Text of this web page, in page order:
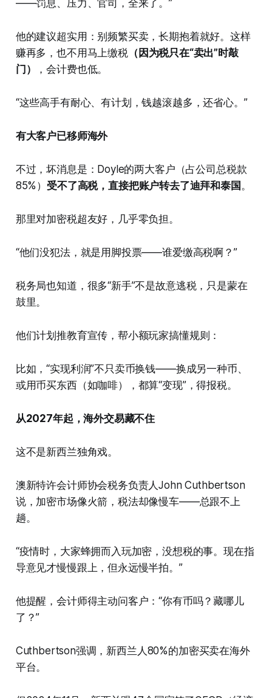
——罚息、压力、官司，全来了。”
他的建议超实用：别频繁买卖，长期抱着就好。这样
赚再多，也不用马上缴税（因为税只在“卖出”时敲
门）
，会计费也低。
“这些高手有耐心、有计划，钱越滚越多，还省心。”
有大客户已移师海外
不过，坏消息是：Doyle的两大客户（占公司总税款
85%） 受不了高税，直接把账户转去了迪拜和泰国 。
那里对加密税超友好，几乎零负担。
“他们没犯法，就是用脚投票——谁爱缴高税啊？”
税务局也知道，很多“新手”不是故意逃税，只是蒙在
鼓里。
他们计划推教育宣传，帮小额玩家搞懂规则：
比如，“实现利润”不只卖币换钱——换成另一种币、
或用币买东西（如咖啡），都算“变现”，得报税。
从2027年起，海外交易藏不住
这不是新西兰独角戏。
澳新特许会计师协会税务负责人John Cuthbertson
说，加密市场像火箭，税法却像慢车——总跟不上
趟。
“疫情时，大家蜂拥而入玩加密，没想税的事。现在指
导意见才慢慢跟上，但永远慢半拍。”
他提醒，会计师得主动问客户：“你有币吗？藏哪儿
了？”
Cuthbertson强调，新西兰人80%的加密买卖在海外
平台。